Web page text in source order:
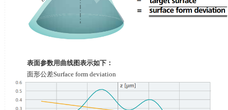
表面参数用曲线图表示如下：
面形公差Surface form deviation